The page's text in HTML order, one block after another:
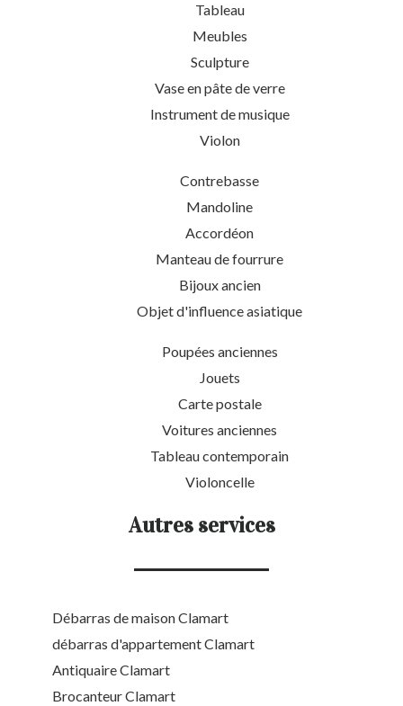
Tableau
Meubles
Sculpture
Vase en pâte de verre
Instrument de musique
Violon
Contrebasse
Mandoline
Accordéon
Manteau de fourrure
Bijoux ancien
Objet d'influence asiatique
Poupées anciennes
Jouets
Carte postale
Voitures anciennes
Tableau contemporain
Violoncelle
Autres services
Débarras de maison Clamart
débarras d'appartement Clamart
Antiquaire Clamart
Brocanteur Clamart